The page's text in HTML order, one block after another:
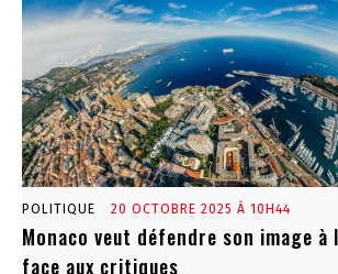
POLITIQUE 20 OCTOBRE 2025 À 10H44
Monaco veut défendre son image
face aux critiques